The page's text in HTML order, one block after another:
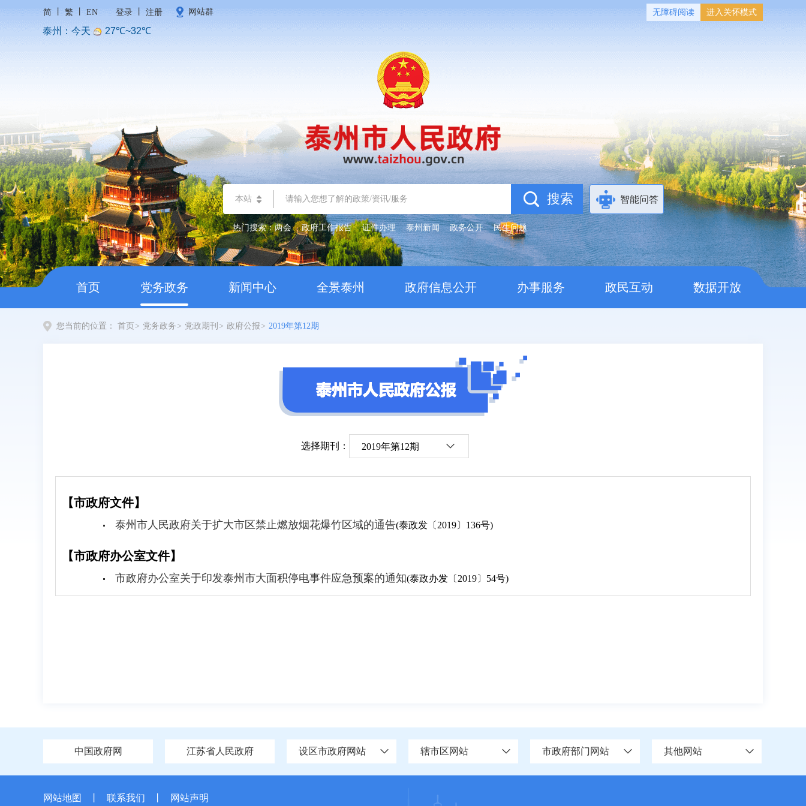
简 繁 EN 登录 注册 网站群 无障碍阅读 进入关怀模式
本站 智能问答
热门搜索：两会 政府工作报告 证件办理 泰州新闻 政务公开 民生问题
首页 党务政务 新闻中心 全景泰州 政府信息公开 办事服务 政民互动 数据开放
您当前的位置： 首页 > 党务政务 > 党政期刊 > 政府公报 > 2019年第12期
选择期刊： 2019年第12期
【市政府文件】
泰州市人民政府关于扩大市区禁止燃放烟花爆竹区域的通告(泰政发〔2019〕136号)
【市政府办公室文件】
市政府办公室关于印发泰州市大面积停电事件应急预案的通知(泰政办发〔2019〕54号)
中国政府网 江苏省人民政府 设区市政府网站 辖市区网站 市政府部门网站 其他网站
网站地图 联系我们 网站声明